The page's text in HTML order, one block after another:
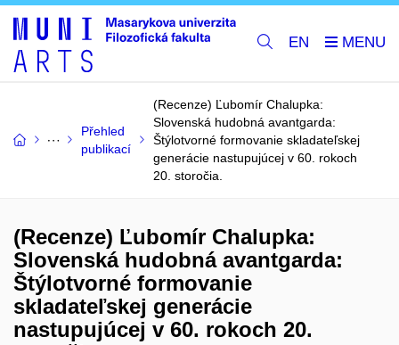
EN
Přehled
publikací
(Recenze) Ľubomír Chalupka:
Slovenská hudobná avantgarda:
Štýlotvorné formovanie skladateľskej
generácie nastupujúcej v 60. rokoch
20. storočia.
(Recenze) Ľubomír Chalupka:
Slovenská hudobná avantgarda:
Štýlotvorné formovanie
skladateľskej generácie
nastupujúcej v 60. rokoch 20.